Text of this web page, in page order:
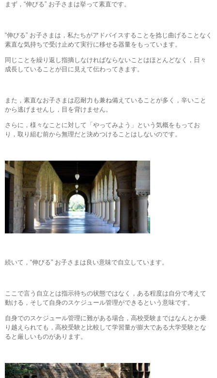
まず，“伸びる” お子さまは挙って素直です。
“伸びる” お子さまは，私たちがアドバイスすることを捻じ曲げることなく
素直な気持ちで受け止めて実行に移せる器量をもっています。
同じことを繰り返し指摘しなければならないことはほとんどなく，日々
成長していることが目に見えて伝わってきます。
また，素直なお子さまは忍耐力も兼ね備えていることが多く，辛いこと
から逃げませんし，目を背けません。
さらに，様々なことに対して「やってみよう」という気概をもってお
り，取り組む前から無理だと決めつけることはしないのです。
続いて，“伸びる” お子さまは良い意味で自立しています。
ここで言う自立とは指示待ちの状態ではなく，ある程度は自分で考えて
動ける，そして自身のスケジュール管理ができるという意味です。
自身でのスケジュール管理に難がある場合，高校受験まではなんとか乗
り越えられても，高校受験と比較して学習量が膨大である大学受験とな
ると厳しいものがあります。